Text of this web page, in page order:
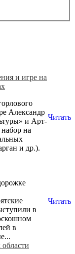
и игре на
Александр
и Арт-
на
и др.).
Читать
в
в
Читать